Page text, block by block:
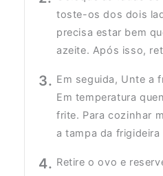
toste-os dos dois
precisa estar bem
azeite. Após isso,
Em seguida, Unte a
Em temperatura
frite. Para cozinhar
a tampa da
Retire o ovo e